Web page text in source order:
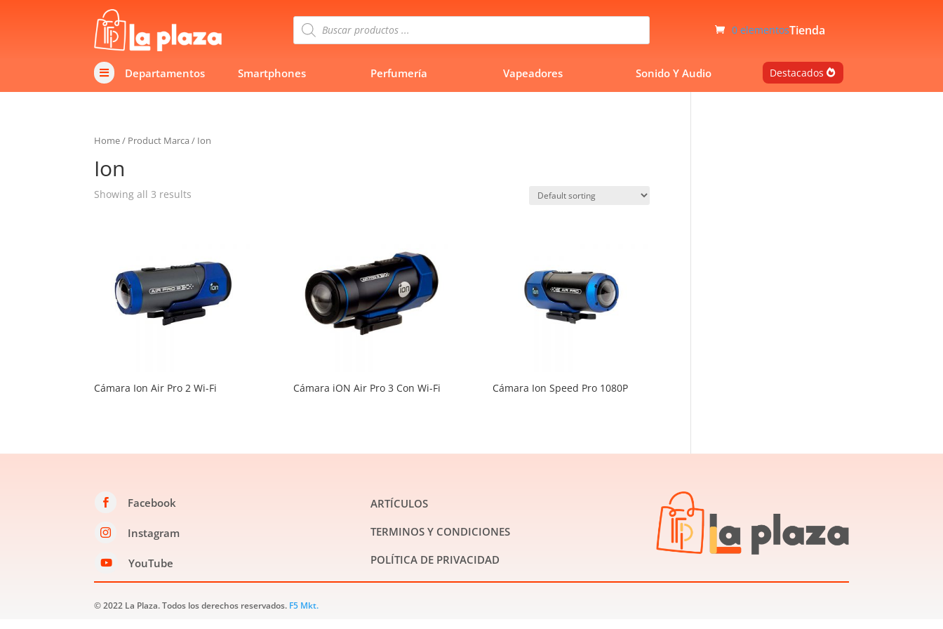
Búsqueda
de
productos
0 elementosTienda
 Departamentos Smartphones Perfumería Vapeadores Sonido Y Audio Destacados
Home/ Product Marca / Ion
Ion
Showing all 3 results
Cámara Ion Air Pro 2 Wi-Fi Cámara iON Air Pro 3 Con Wi-Fi Cámara Ion Speed Pro 1080P
 Facebook
 Instagram
 YouTube
ARTÍCULOS
TERMINOS Y CONDICIONES
POLÍTICA DE PRIVACIDAD
© 2022 La Plaza. Todos los derechos reservados. F5 Mkt.